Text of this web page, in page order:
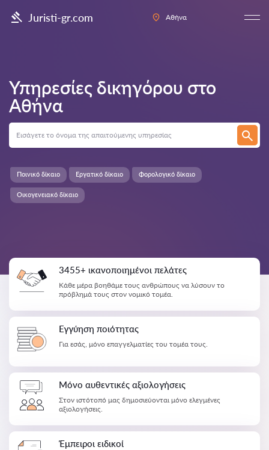
Juristi-gr.com Αθήνα
Υπηρεσίες δικηγόρου στο
Αθήνα
Οικογενειακό δίκαιο
Ποινικό δίκαιο Εργατικό δίκαιο Φορολογικό δίκαιο
3455+ ικανοποιημένοι πελάτες
Κάθε μέρα βοηθάμε τους ανθρώπους να λύσουν το
πρόβλημά τους στον νομικό τομέα.
Εγγύηση ποιότητας
Για εσάς, μόνο επαγγελματίες του τομέα τους.
Μόνο αυθεντικές αξιολογήσεις
Στον ιστότοπό μας δημοσιεύονται μόνο ελεγμένες
αξιολογήσεις.
Έμπειροι ειδικοί